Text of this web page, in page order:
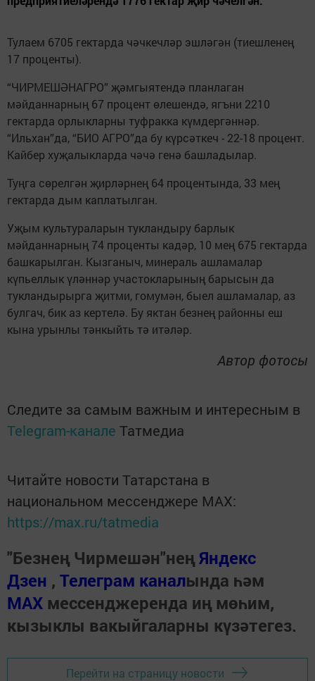
Тулаем 6705 гектарда чәчкечләр эшләгән (тиешленең
17 проценты).
“ЧИРМЕШӘНАГРО” җәмгыятендә планлаган
мәйданнарның 67 процент өлешендә, ягъни 2210
гектарда орлыкларны туфракка күмдергәннәр.
“Ильхан”да, “БИО АГРО”да бу күрсәткеч - 22-18 процент.
Кайбер хуҗалыкларда чәчә генә башладылар.
Туңга сөрелгән җирләрнең 64 процентында, 33 мең
гектарда дым каплатылган.
Уҗым культураларын тукландыру барлык
мәйданнарның 74 проценты кадәр, 10 мең 675 гектарда
башкарылган. Кызганыч, минераль ашламалар
күпьеллык үләннәр участокларының барысын да
тукландырырга җитми, гомумән, быел ашламалар, аз
булгач, бик аз кертелә. Бу яктан безнең районны еш
кына урынлы тәнкыйть тә итәләр.
Автор фотосы
Следите за самым важным и интересным в
Telegram-канале Татмедиа
Читайте новости Татарстана в
национальном мессенджере MАХ:
https://max.ru/tatmedia
"Безнең Чирмешән"неңЯндекс
Дзен , Телеграм каналында һәм
МАХ мессенджеренда иң мөһим,
кызыклы вакыйгаларны күзәтегез.
Перейти на страницу новости